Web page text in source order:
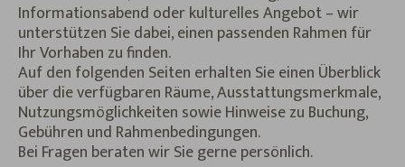
Informationsabend oder kulturelles Angebot – wir
unterstützen Sie dabei, einen passenden Rahmen für
Ihr Vorhaben zu finden.
Auf den folgenden Seiten erhalten Sie einen Überblick
über die verfügbaren Räume, Ausstattungsmerkmale,
Nutzungsmöglichkeiten sowie Hinweise zu Buchung,
Gebühren und Rahmenbedingungen.
Bei Fragen beraten wir Sie gerne persönlich.